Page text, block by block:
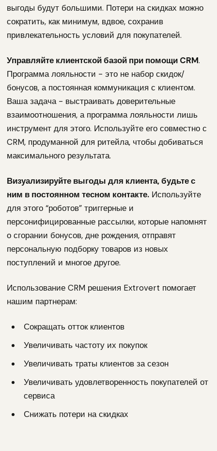
выгоды будут большими. Потери на скидках можно
сократить, как минимум, вдвое, сохранив
привлекательность условий для покупателей.
Управляйте клиентской базой при помощи CRM.
Программа лояльности - это не набор скидок/
бонусов, а постоянная коммуникация с клиентом.
Ваша задача - выстраивать доверительные
взаимоотношения, а программа лояльности лишь
инструмент для этого. Используйте его совместно с
CRM, продуманной для ритейла, чтобы добиваться
максимального результата.
Визуализируйте выгоды для клиента, будьте с
ним в постоянном тесном контакте. Используйте
для этого “роботов” триггерные и
персонифицированные рассылки, которые напомнят
о сгорании бонусов, дне рождения, отправят
персональную подборку товаров из новых
поступлений и многое другое.
Использование CRM решения Extrovert помогает
нашим партнерам:
Сокращать отток клиентов
Увеличивать частоту их покупок
Увеличивать траты клиентов за сезон
Увеличивать удовлетворенность покупателей от
сервиса
Снижать потери на скидках